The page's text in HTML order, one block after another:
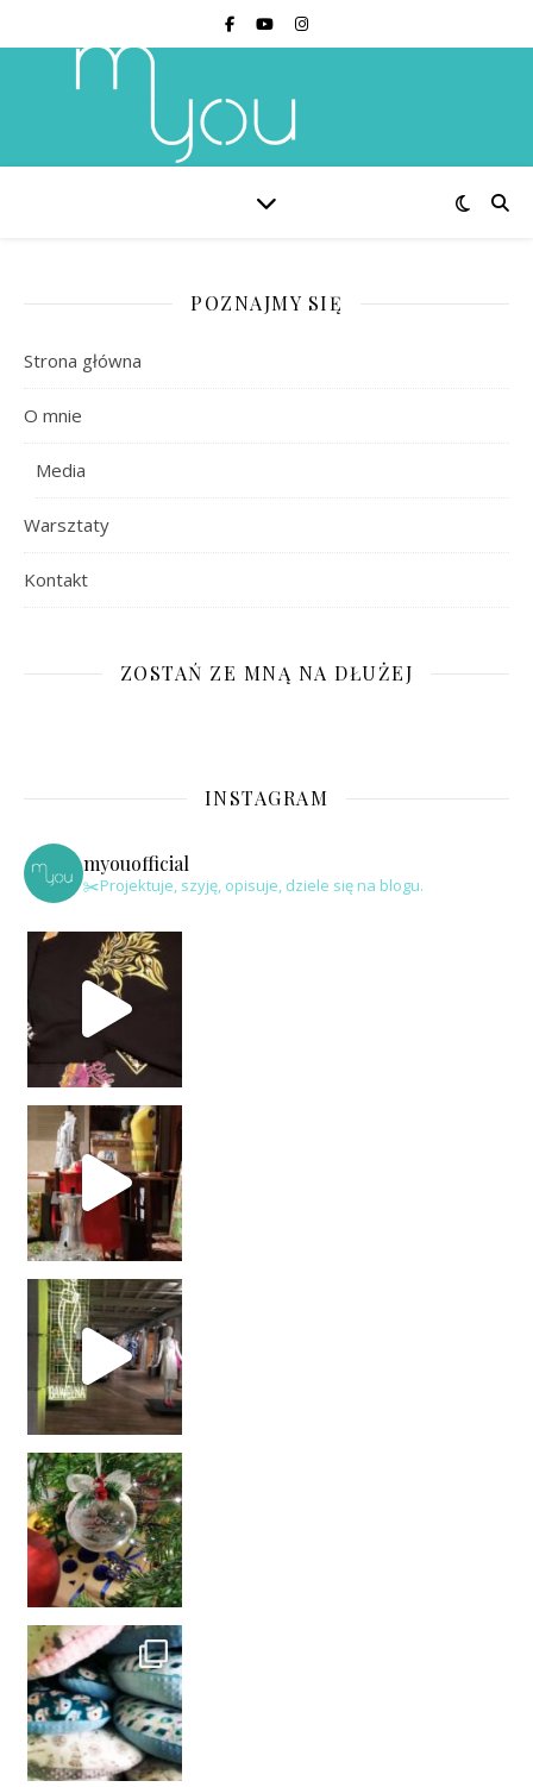
POZNAJMY SIĘ
Strona główna
O mnie
Media
Warsztaty
Kontakt
ZOSTAŃ ZE MNĄ NA DŁUŻEJ
INSTAGRAM
myouofficial
✂️Projektuje, szyję, opisuje, dziele się na blogu.